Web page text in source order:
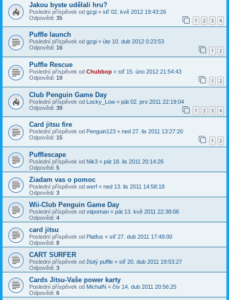
Jakou byste udělali hru?
Poslední příspěvek od gzgi « stř 02. kvě 2012 19:43:26
Odpovědi: 35 1 2 3 4
Puffle launch
Poslední příspěvek od gzgi « úte 10. dub 2012 0:23:53
Odpovědi: 16 1 2
Puffle Rescue
Poslední příspěvek od Chubbop « stř 15. úno 2012 21:54:43
Odpovědi: 19 1 2
Club Penguin Game Day
Poslední příspěvek od Locky_Low « pát 02. pro 2011 22:19:04
Odpovědi: 39 1 2 3 4
Card jitsu fire
Poslední příspěvek od Penguin123 « ned 27. lis 2011 13:27:20
Odpovědi: 15 1 2
Pufflescape
Poslední příspěvek od Nik3 « pát 18. lis 2011 20:14:26
Odpovědi: 5
Ziadam vas o pomoc
Poslední příspěvek od werf « ned 13. lis 2011 14:58:18
Odpovědi: 3
Wii-Club Penguin Game Day
Poslední příspěvek od vtipoman « pát 13. kvě 2011 22:38:08
Odpovědi: 4
card jitsu
Poslední příspěvek od Platfus « stř 27. dub 2011 17:49:00
Odpovědi: 8
CART SURFER
Poslední příspěvek od žlutý puffle « stř 20. dub 2011 19:53:27
Odpovědi: 3
Cards Jitsu-Vaše power karty
Poslední příspěvek od MichalN « čtv 14. dub 2011 20:56:25
Odpovědi: 6